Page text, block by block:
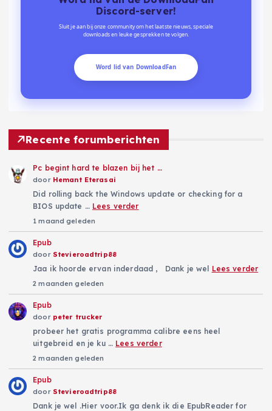
Discord-server!
Sluit je aan bij onze community om het laatste nieuws, speciale
downloads en leuke gesprekken te volgen.
Word lid van DownloadFan
Recente forumberichten
Pc begint hard te blazen bij het …
door Hemant Eterasai
Did rolling back the Windows update or checking for a
BIOS update … Lees verder
1 maand geleden
Epub
door Stevieroadtrip88
Jaa ik hoorde ervan inderdaad , Dank je wel Lees verder
2 maanden geleden
Epub
door peter trucker
probeer het gratis programma calibre eens heel
uitgebreid en je ku … Lees verder
2 maanden geleden
Epub
door Stevieroadtrip88
Dank je wel .Hier voor.Ik ga denk ik die EpubReader for